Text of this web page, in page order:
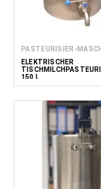
PASTEURISIER-
ELEKTRISCHER
150 L